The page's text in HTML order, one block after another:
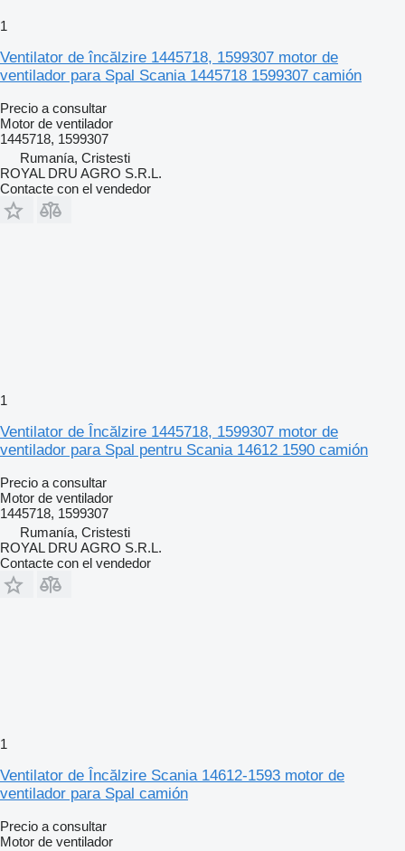
1
Ventilator de încălzire 1445718, 1599307 motor de
ventilador para Spal Scania 1445718 1599307 camión
Precio a consultar
Motor de ventilador
1445718, 1599307
Rumanía, Cristesti
ROYAL DRU AGRO S.R.L.
Contacte con el vendedor
1
Ventilator de Încălzire 1445718, 1599307 motor de
ventilador para Spal pentru Scania 14612 1590 camión
Precio a consultar
Motor de ventilador
1445718, 1599307
Rumanía, Cristesti
ROYAL DRU AGRO S.R.L.
Contacte con el vendedor
1
Ventilator de Încălzire Scania 14612-1593 motor de
ventilador para Spal camión
Precio a consultar
Motor de ventilador